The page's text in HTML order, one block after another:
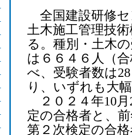
全国建設研修セ
土木施工管理技
る。種別・土木
は６６４６人（
べ、受験者数は
り、いずれも大
２０２４年10月
定の合格者と、
第２次検定の合